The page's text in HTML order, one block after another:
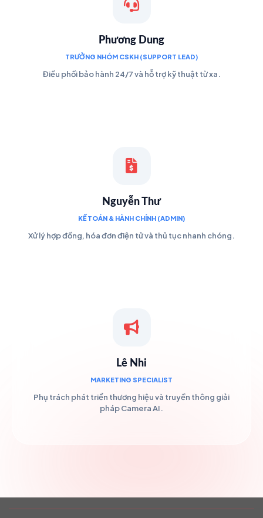
Phương Dung
TRƯỞNG NHÓM CSKH (SUPPORT LEAD)
Điều phối bảo hành 24/7 và hỗ trợ kỹ thuật từ xa.
Nguyễn Thư
KẾ TOÁN & HÀNH CHÍNH (ADMIN)
Xử lý hợp đồng, hóa đơn điện tử và thủ tục nhanh chóng.
Lê Nhi
MARKETING SPECIALIST
Phụ trách phát triển thương hiệu và truyền thông giải
pháp Camera AI.